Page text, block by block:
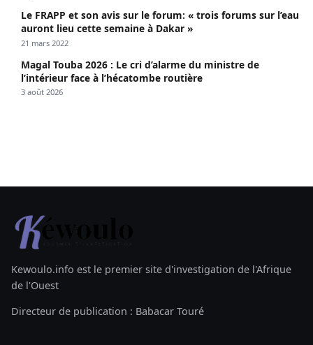
Le FRAPP et son avis sur le forum: « trois forums sur l’eau
auront lieu cette semaine à Dakar »
21 mars 2022
Magal Touba 2026 : Le cri d’alarme du ministre de
l’intérieur face à l’hécatombe routière
3 août 2026
Kewoulo.info est le premier site d'investigation de l'Afrique
de l'Ouest
Directeur de publication : Babacar Touré